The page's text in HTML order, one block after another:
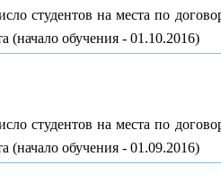
студентов на места по
(начало обучения - 01.10.2016)
студентов на места по
(начало обучения - 01.09.2016)